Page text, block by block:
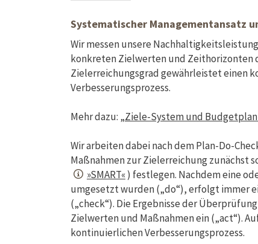
Systematischer Managementansatz
Wir messen unsere
konkreten Zielwerten und Zeithorizonten
Zielerreichungsgrad gewährleistet einen
Verbesserungsprozess.
Mehr dazu: „Ziele-System und
Wir arbeiten dabei nach dem Plan-Do-
Maßnahmen zur Zielerreichung zunächst
»SMART«) festlegen. Nachdem eine
umgesetzt wurden („do“), erfolgt immer
(„check“). Die Ergebnisse der
Zielwerten und Maßnahmen ein („act“).
kontinuierlichen Verbesserungsprozess.